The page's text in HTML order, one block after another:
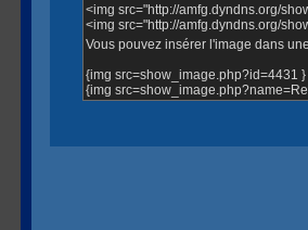
<img src="http://amfg.dyndns.org/
<img src="http://amfg.dyndns.org/
Vous pouvez insérer l'image dans
{img src=show_image.php?id=4431 }
{img